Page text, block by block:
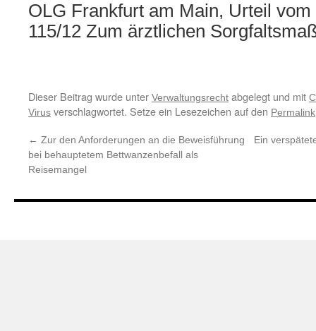
OLG Frankfurt am Main, Urteil
115/12 Zum ärztlichen
Dieser Beitrag wurde unter Verwaltungsrecht abgelegt und mit
Virus verschlagwortet. Setze ein Lesezeichen auf den Permalink
← Zur den Anforderungen an die Beweisführung
bei behauptetem Bettwanzenbefall als
Reisemangel
Ein